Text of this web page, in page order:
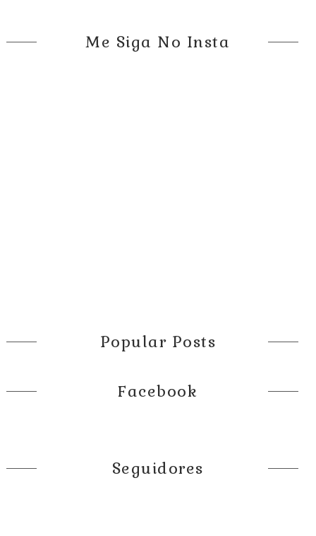
Me Siga No Insta
Popular Posts
Facebook
Seguidores